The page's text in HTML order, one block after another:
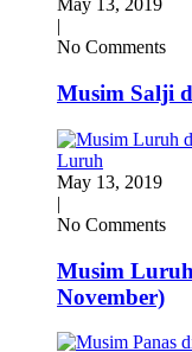
May 13, 2019
|
No Comments
Musim Salji
Luruh
May 13, 2019
|
No Comments
Musim
November)